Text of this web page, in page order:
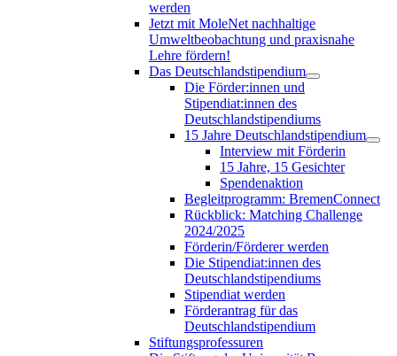
werden
Jetzt mit MoleNet nachhaltige
Umweltbeobachtung und praxisnahe
Lehre fördern!
Das Deutschlandstipendium
Die Förder:innen und
Stipendiat:innen des
Deutschlandstipendiums
15 Jahre Deutschlandstipendium
Interview mit Förderin
15 Jahre, 15 Gesichter
Spendenaktion
Begleitprogramm: BremenConnect
Rückblick: Matching Challenge
2024/2025
Förderin/Förderer werden
Die Stipendiat:innen des
Deutschlandstipendiums
Stipendiat werden
Förderantrag für das
Deutschlandstipendium
Stiftungsprofessuren